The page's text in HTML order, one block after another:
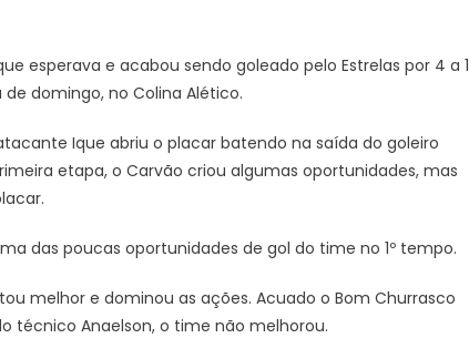
esperava e acabou sendo goleado pelo Estrelas por 4 a 1
domingo, no Colina Alético.
Ique abriu o placar batendo na saída do goleiro
etapa, o Carvão criou algumas oportunidades, mas
das poucas oportunidades de gol do time no 1º tempo.
melhor e dominou as ações. Acuado o Bom Churrasco
técnico Anaelson, o time não melhorou.